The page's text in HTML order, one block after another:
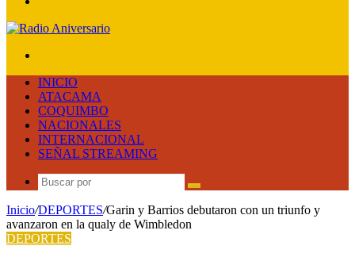
INICIO
ATACAMA
COQUIMBO
NACIONALES
INTERNACIONAL
SEÑAL STREAMING
Buscar
por
Inicio/DEPORTES/Garin y Barrios debutaron con un triunfo y
avanzaron en la qualy de Wimbledon
DEPORTES